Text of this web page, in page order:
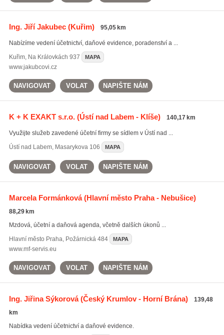
Ing. Jiří Jakubec(Kuřim) 95,05 km
Nabízíme vedení účetnictví, daňové evidence, poradenství a ...
Kuřim, Na Královkách 937 MAPA
www.jakubcovi.cz
NAVIGOVAT VOLAT NAPIŠTE NÁM
K + K EXAKT s.r.o.(Ústí nad Labem - Klíše) 140,17 km
Využijte služeb zavedené účetní firmy se sídlem v Ústí nad ...
Ústí nad Labem, Masarykova 106 MAPA
NAVIGOVAT VOLAT NAPIŠTE NÁM
Marcela Formánková(Hlavní město Praha - Nebušice)
88,29 km
Mzdová, účetní a daňová agenda, včetně dalších úkonů ...
Hlavní město Praha, Požárnická 484 MAPA
www.mf-servis.eu
NAVIGOVAT VOLAT NAPIŠTE NÁM
Ing. Jiřina Sýkorová(Český Krumlov - Horní Brána)
139,48
km
Nabídka vedení účetnictví a daňové evidence.